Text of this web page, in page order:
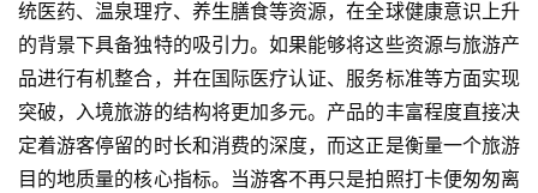
消
文
旅
融
合
统医药、温泉理疗、养生膳食等资源，在全球健康意识上升
的背景下具备独特的吸引力。如果能够将这些资源与旅游产
品进行有机整合，并在国际医疗认证、服务标准等方面实现
突破，入境旅游的结构将更加多元。产品的丰富程度直接决
定着游客停留的时长和消费的深度，而这正是衡量一个旅游
目的地质量的核心指标。当游客不再只是拍照打卡便匆匆离